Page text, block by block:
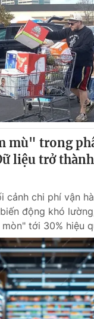
Truyền hình Việt
báo VTV
báo in và báo điện tử
Thủy
Nguyễn Thị Mỹ Hạnh,
024.66 897 897
7300.7108
mù" trong
liệu trở
cảnh chi phí vận
động khó
tới 30% hiệu